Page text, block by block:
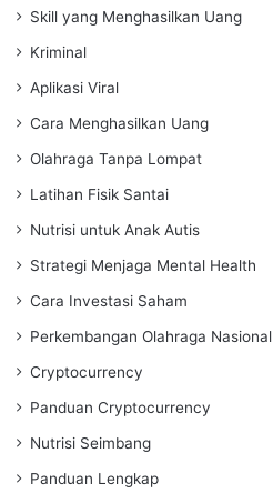
Skill yang Menghasilkan Uang
Kriminal
Aplikasi Viral
Cara Menghasilkan Uang
Olahraga Tanpa Lompat
Latihan Fisik Santai
Nutrisi untuk Anak Autis
Strategi Menjaga Mental Health
Cara Investasi Saham
Perkembangan Olahraga Nasional
Cryptocurrency
Panduan Cryptocurrency
Nutrisi Seimbang
Panduan Lengkap